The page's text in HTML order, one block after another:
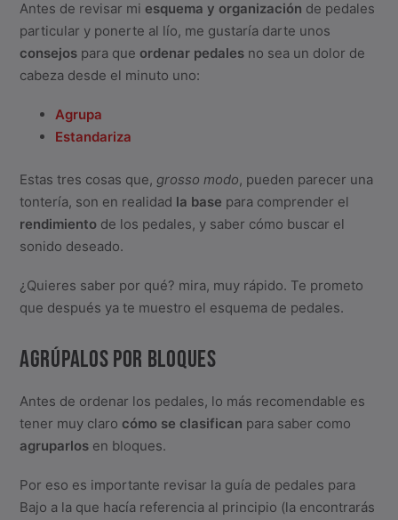
Antes de revisar mi esquema y organización de pedales
particular y ponerte al lío, me gustaría darte unos
consejos para que ordenar pedales no sea un dolor de
cabeza desde el minuto uno:
Agrupa
Estandariza
Estas tres cosas que, grosso modo, pueden parecer una
tontería, son en realidad la base para comprender el
rendimiento de los pedales, y saber cómo buscar el
sonido deseado.
¿Quieres saber por qué? mira, muy rápido. Te prometo
que después ya te muestro el esquema de pedales.
AGRÚPALOS POR BLOQUES
Antes de ordenar los pedales, lo más recomendable es
tener muy claro cómo se clasifican para saber como
agruparlos en bloques.
Por eso es importante revisar la guía de pedales para
Bajo a la que hacía referencia al principio (la encontrarás